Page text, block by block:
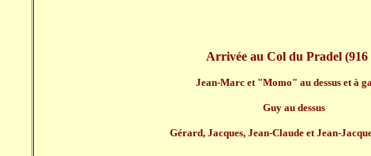
Arrivée au Col du Pradel (916
Jean-Marc et "Momo" au dessus et à
Guy au dessus
Gérard, Jacques, Jean-Claude et Jean-